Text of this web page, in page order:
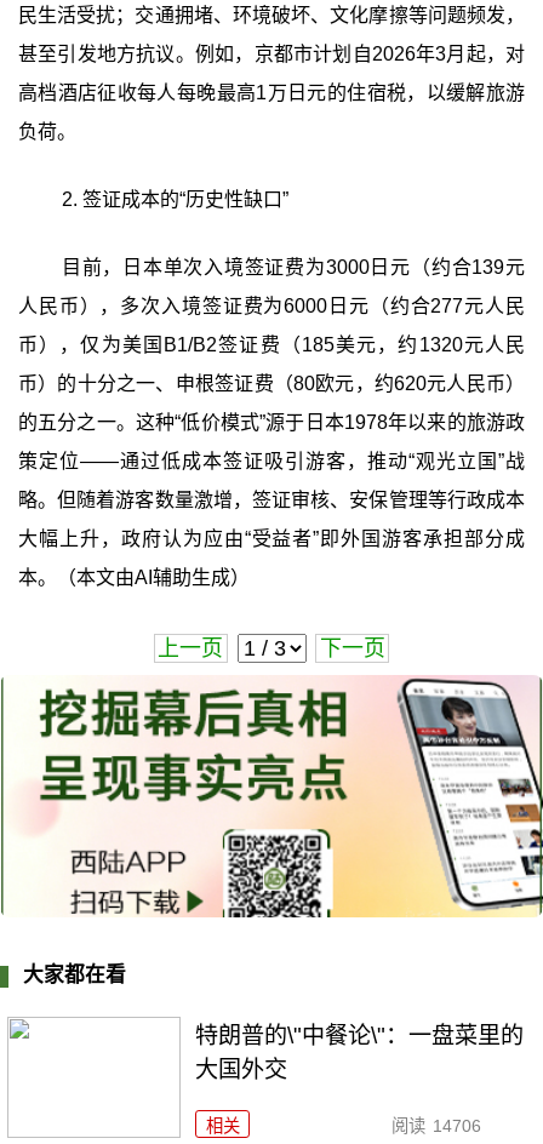
民生活受扰；交通拥堵、环境破坏、文化摩擦等问题频发，
甚至引发地方抗议。例如，京都市计划自2026年3月起，对
高档酒店征收每人每晚最高1万日元的住宿税，以缓解旅游
负荷。
2. 签证成本的“历史性缺口”
目前，日本单次入境签证费为3000日元（约合139元
人民币），多次入境签证费为6000日元（约合277元人民
币），仅为美国B1/B2签证费（185美元，约1320元人民
币）的十分之一、申根签证费（80欧元，约620元人民币）
的五分之一。这种“低价模式”源于日本1978年以来的旅游政
策定位——通过低成本签证吸引游客，推动“观光立国”战
略。但随着游客数量激增，签证审核、安保管理等行政成本
大幅上升，政府认为应由“受益者”即外国游客承担部分成
本。（本文由AI辅助生成）
上一页 下一页
大家都在看
特朗普的\"中餐论\"：一盘菜里的
大国外交
相关 阅读 14706